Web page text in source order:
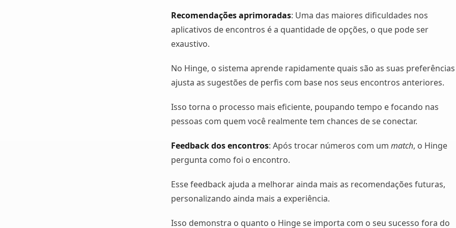
Recomendações aprimoradas: Uma das maiores dificuldades nos
aplicativos de encontros é a quantidade de opções, o que pode ser
exaustivo.
No Hinge, o sistema aprende rapidamente quais são as suas
ajusta as sugestões de perfis com base nos seus encontros anteriores.
Isso torna o processo mais eficiente, poupando tempo e focando nas
pessoas com quem você realmente tem chances de se conectar.
Feedback dos encontros: Após trocar números com um match, o Hinge
pergunta como foi o encontro.
Esse feedback ajuda a melhorar ainda mais as recomendações futuras,
personalizando ainda mais a experiência.
Isso demonstra o quanto o Hinge se importa com o seu sucesso fora do